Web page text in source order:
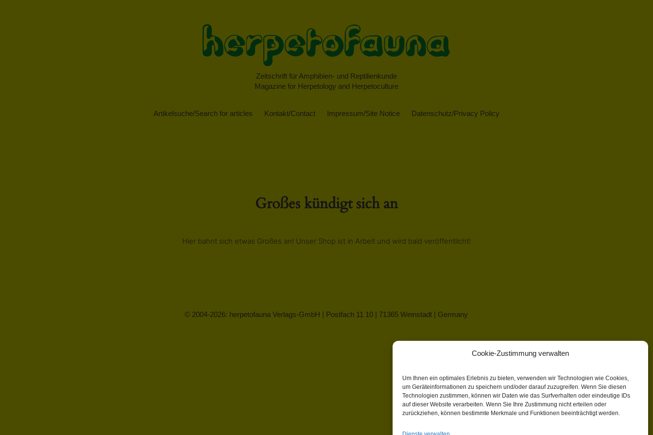
Cookie-Zustimmung verwalten
Um Ihnen ein optimales Erlebnis zu bieten, verwenden wir Technologien wie Cookies,
um Geräteinformationen zu speichern und/oder darauf zuzugreifen. Wenn Sie diesen
Technologien zustimmen, können wir Daten wie das Surfverhalten oder eindeutige IDs
auf dieser Website verarbeiten. Wenn Sie Ihre Zustimmung nicht erteilen oder
zurückziehen, können bestimmte Merkmale und Funktionen beeinträchtigt werden.
Zeitschrift für Amphibien- und Reptilienkunde
Magazine for Herpetology and Herpetoculture
Artikelsuche/Search for articles Kontakt/Contact Impressum/Site Notice Datenschutz/Privacy Policy
Großes kündigt sich an
Hier bahnt sich etwas Großes an! Unser Shop ist in Arbeit und wird bald veröffentlicht!
© 2004-2026: herpetofauna Verlags-GmbH | Postfach 11 10 | 71365 Weinstadt | Germany